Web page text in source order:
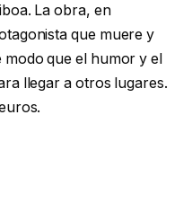
La obra, en
que muere y
que el humor y el
llegar a otros lugares.